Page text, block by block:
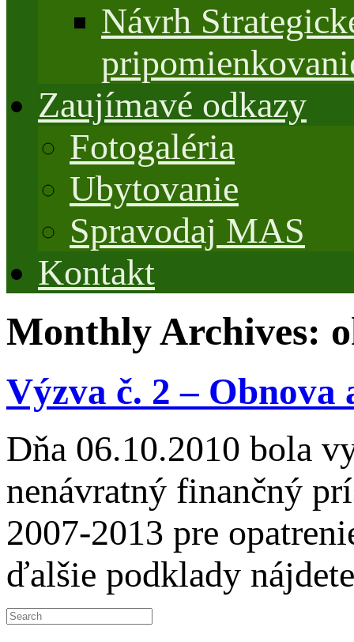
Návrh
Zaujímavé odkazy
Fotogaléria
Ubytovanie
Spravodaj MAS
Kontakt
Monthly Archives:
Výzva č. 2 – Obnova
Dňa 06.10.2010 bola
nenávratný finančný
2007-2013 pre
ďalšie podklady